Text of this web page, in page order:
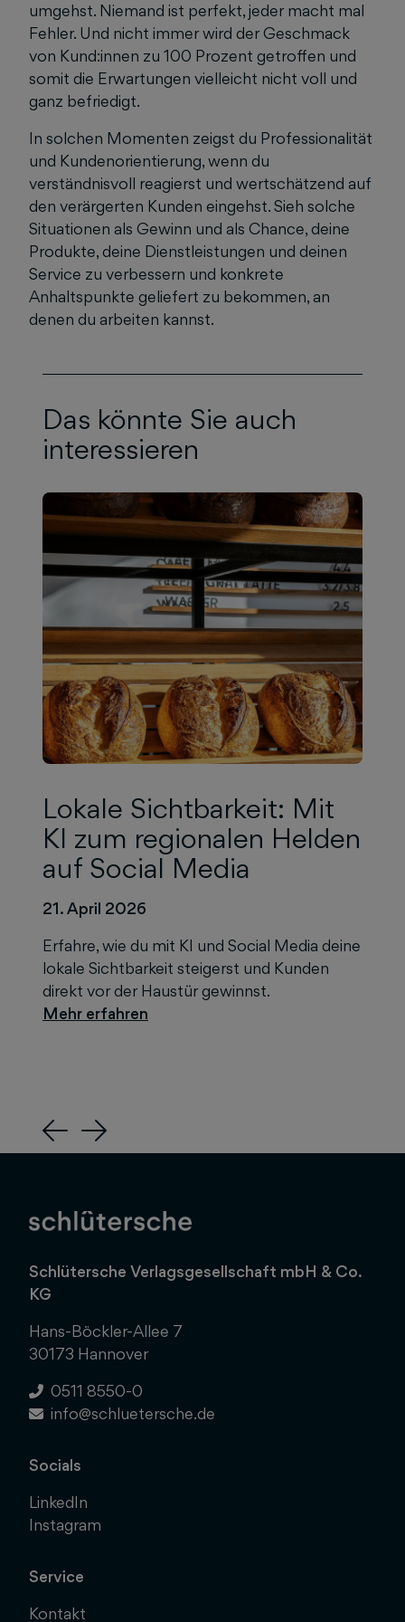
umgehst. Niemand ist perfekt, jeder macht mal
Fehler. Und nicht immer wird der Geschmack
von Kund:innen zu 100 Prozent getroffen und
somit die Erwartungen vielleicht nicht voll und
ganz befriedigt.
In solchen Momenten zeigst du Professionalität
und Kundenorientierung, wenn du
verständnisvoll reagierst und wertschätzend auf
den verärgerten Kunden eingehst. Sieh solche
Situationen als Gewinn und als Chance, deine
Produkte, deine Dienstleistungen und deinen
Service zu verbessern und konkrete
Anhaltspunkte geliefert zu bekommen, an
denen du arbeiten kannst.
Das könnte Sie auch
interessieren
Lokale Sichtbarkeit: Mit
KI zum regionalen Helden
auf Social Media
21. April 2026
Erfahre, wie du mit KI und Social Media deine
lokale Sichtbarkeit steigerst und Kunden
direkt vor der Haustür gewinnst.
Previous
Next
Schlütersche Verlagsgesellschaft mbH & Co.
KG
Hans-Böckler-Allee 7
30173 Hannover
0511 8550-0
info@schluetersche.de
Socials
LinkedIn
Instagram
Service
Kontakt